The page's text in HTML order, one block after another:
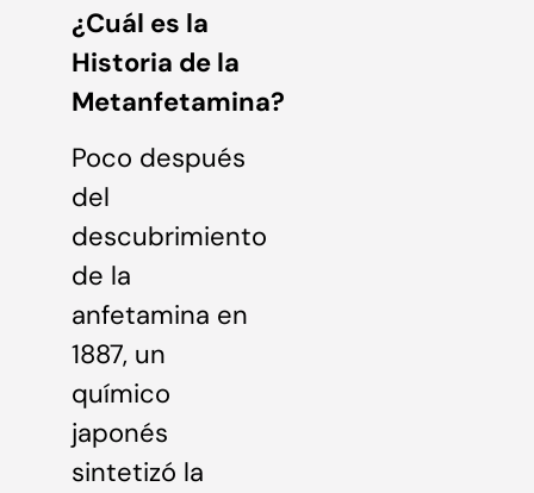
¿Cuál es la
Historia de la
Metanfetamina?
Poco después
del
descubrimiento
de la
anfetamina en
1887, un
químico
japonés
sintetizó la